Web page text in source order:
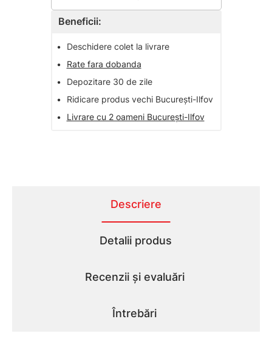
Beneficii:
•
Deschidere colet la livrare
•
Rate fara dobanda
•
Depozitare 30 de zile
•
Ridicare produs vechi București-Ilfov
•
Livrare cu 2 oameni București-Ilfov
Descriere
Detalii produs
Recenzii și evaluări
Întrebări